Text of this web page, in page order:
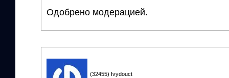
Одобрено модерацией.
(32455) Ivydouct